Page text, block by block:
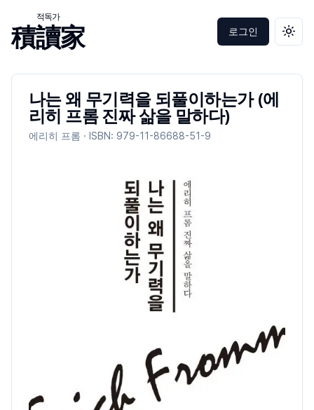
積讀家
적독가
로그인 테마
나는 왜 무기력을 되풀이하는가 (에
리히 프롬 진짜 삶을 말하다)
에리히 프롬 · ISBN: 979-11-86688-51-9